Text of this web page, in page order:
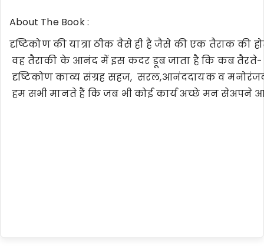
About The Book :
दृष्टिकोण की यात्रा ठीक वैसे ही है जैसे की एक तैराक की
वह तैराकी के आनंद में इस कदर डूब जाता है कि कब तैरते-
दृष्टिकोण काव्य संग्रह सहज, सरल,आनंददायक व
हम सभी मानते हैं कि जब भी कोई कार्य अच्छे मन सेअपने